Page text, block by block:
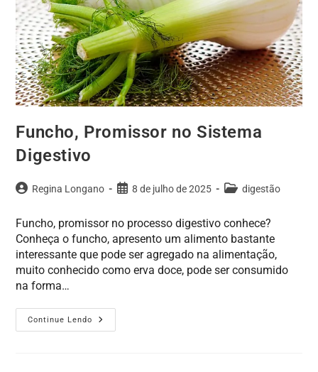
Funcho, Promissor no Sistema
Digestivo
Regina Longano 8 de julho de 2025 digestão
Funcho, promissor no processo digestivo conhece?
Conheça o funcho, apresento um alimento bastante
interessante que pode ser agregado na alimentação,
muito conhecido como erva doce, pode ser consumido
na forma…
Continue Lendo